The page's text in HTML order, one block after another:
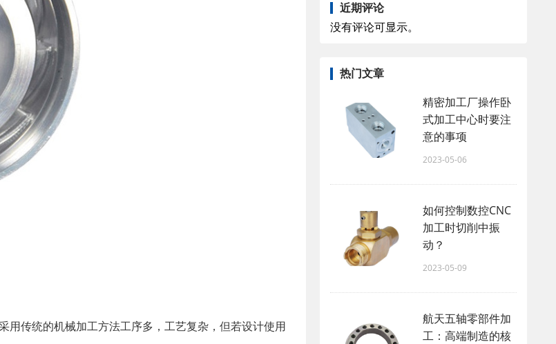
用传统的机械加工方法工序多，工艺复杂，但若设计使用
近期评论
没有评论可显示。
热门文章
精密加工厂操作卧
式加工中心时要注
意的事项
2023-05-06
如何控制数控CNC
加工时切削中振
动？
2023-05-09
航天五轴零部件加
工：高端制造的核